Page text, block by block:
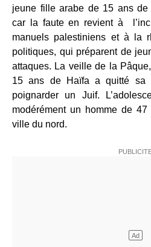
jeune fille arabe de 15 ans
car la faute en revient à
manuels palestiniens et à la
politiques, qui préparent de
attaques. La veille de la
15 ans de Haïfa a quitté sa
poignarder un Juif.
modérément un homme de
ville du nord.